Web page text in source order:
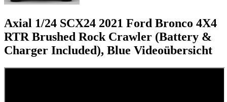
Axial 1/24 SCX24 2021 Ford Bronco 4X4
RTR Brushed Rock Crawler (Battery &
Charger Included), Blue Videoübersicht